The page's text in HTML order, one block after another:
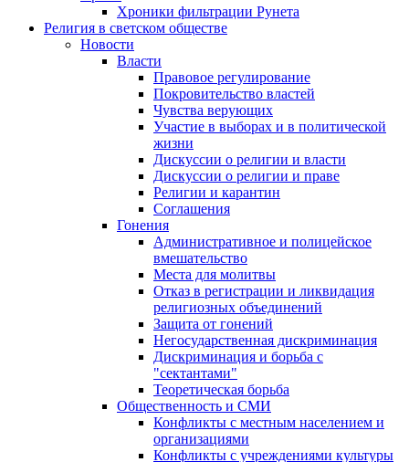
Хроники фильтрации Рунета
Религия в светском обществе
Новости
Власти
Правовое регулирование
Покровительство властей
Чувства верующих
Участие в выборах и в политической
жизни
Дискуссии о религии и власти
Дискуссии о религии и праве
Религии и карантин
Соглашения
Гонения
Административное и полицейское
вмешательство
Места для молитвы
Отказ в регистрации и ликвидация
религиозных объединений
Защита от гонений
Негосударственная дискриминация
Дискриминация и борьба с
"сектантами"
Теоретическая борьба
Общественность и СМИ
Конфликты с местным населением и
организациями
Конфликты с учреждениями культуры